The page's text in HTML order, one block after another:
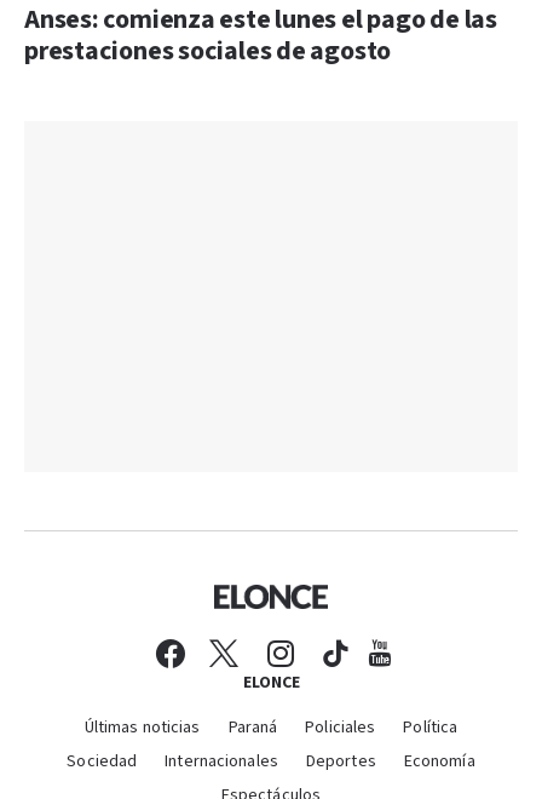
Anses: comienza este lunes el pago de las
prestaciones sociales de agosto
ELONCE
Últimas noticias Paraná Policiales
Política
Sociedad
Internacionales Deportes
Economía